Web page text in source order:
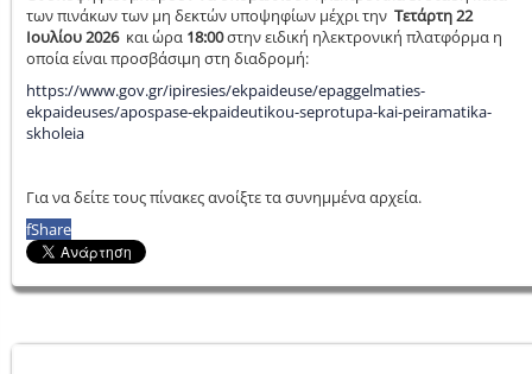
των πινάκων των μη δεκτών υποψηφίων μέχρι την Τετάρτη 22
Ιουλίου 2026και ώρα 18:00στην ειδική ηλεκτρονική πλατφόρμα η
οποία είναι προσβάσιμη στη διαδρομή:
https://www.gov.gr/ipiresies/ekpaideuse/epaggelmaties-
ekpaideuses/apospase-ekpaideutikou-seprotupa-kai-peiramatika-
skholeia
Για να δείτε τους πίνακες ανοίξτε τα συνημμένα αρχεία.
fShare